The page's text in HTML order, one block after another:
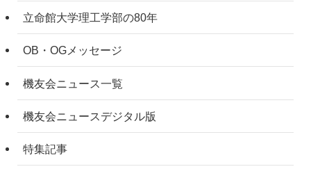
立命館大学理工学部の80年
OB・OGメッセージ
機友会ニュース一覧
機友会ニュースデジタル版
特集記事